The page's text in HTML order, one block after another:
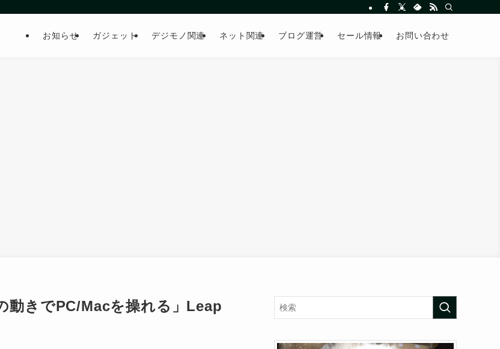
お知らせ ガジェット デジモノ関連 ネット関連 ブログ運営 セール情報 お問い合わせ
動きでPC/Macを操れる」Leap